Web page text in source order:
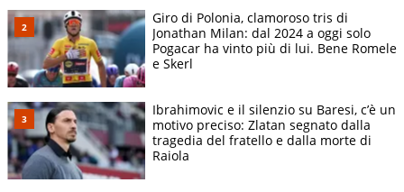
Giro di Polonia, clamoroso tris di
Jonathan Milan: dal 2024 a oggi solo
Pogacar ha vinto più di lui. Bene Romele
e Skerl
Ibrahimovic e il silenzio su Baresi, c’è un
motivo preciso: Zlatan segnato dalla
tragedia del fratello e dalla morte di
Raiola